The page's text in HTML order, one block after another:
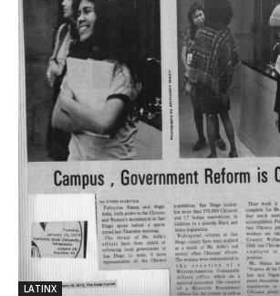
LATINX